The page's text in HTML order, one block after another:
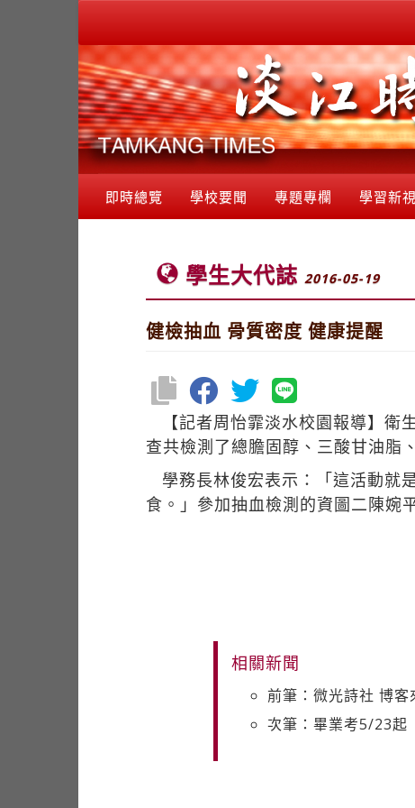
即時總覽 學校要聞 專題專欄 學習新
學生大代誌 2016-05-19
健檢抽血 骨質密度 健康提醒
【記者周怡霏淡水校園報導】
查共檢測了總膽固醇、三酸甘油脂
學務長林俊宏表示：「這活動就
食。」參加抽血檢測的資圖二陳婉
相關新聞
前筆：微光詩社 博客
次筆：畢業考5/23起